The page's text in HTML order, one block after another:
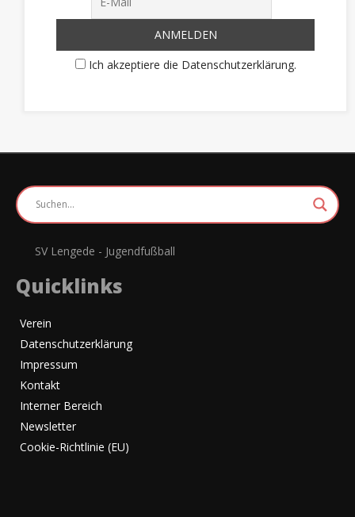
Ich akzeptiere die Datenschutzerklärung.
SV Lengede - Jugendfußball
Quicklinks
Verein
Datenschutzerklärung
Impressum
Kontakt
Interner Bereich
Newsletter
Cookie-Richtlinie (EU)